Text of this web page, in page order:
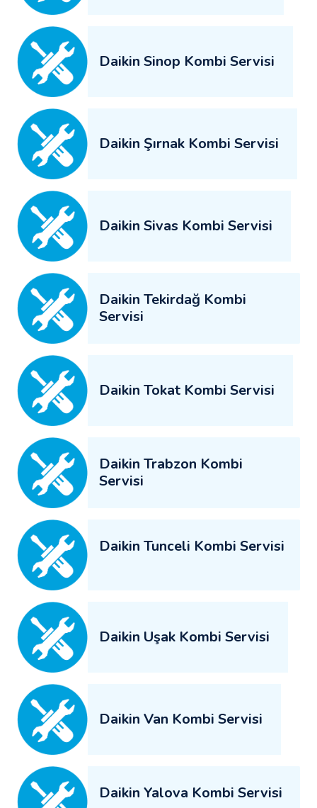
Daikin Sinop Kombi Servisi
Daikin Şırnak Kombi Servisi
Daikin Sivas Kombi Servisi
Daikin Tekirdağ Kombi
Servisi
Daikin Tokat Kombi Servisi
Daikin Trabzon Kombi
Servisi
Daikin Tunceli Kombi Servisi
Daikin Uşak Kombi Servisi
Daikin Van Kombi Servisi
Daikin Yalova Kombi Servisi